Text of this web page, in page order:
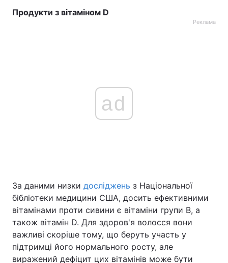
Продукти з вітаміном D
Реклама
ad
За даними низки досліджень з Національної
бібліотеки медицини США, досить ефективними
вітамінами проти сивини є вітаміни групи B, а
також вітамін D. Для здоров'я волосся вони
важливі скоріше тому, що беруть участь у
підтримці його нормального росту, але
виражений дефіцит цих вітамінів може бути